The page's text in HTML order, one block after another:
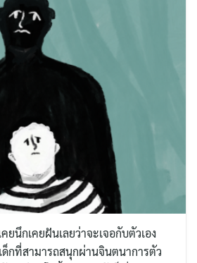
ยนึกเคยฝันเลยว่าจะเจอกับตัวเอง
ด็กที่สามารถสนุกผ่านจินตนาการตัว